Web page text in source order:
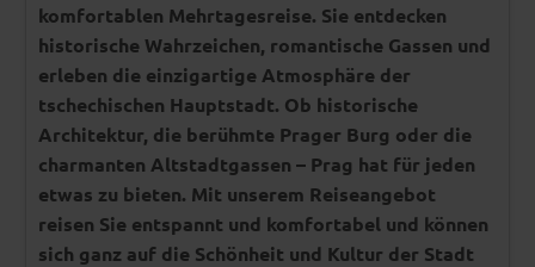
komfortablen Mehrtagesreise. Sie entdecken
historische Wahrzeichen, romantische Gassen und
erleben die einzigartige Atmosphäre der
tschechischen Hauptstadt. Ob historische
Architektur, die berühmte Prager Burg oder die
charmanten Altstadtgassen – Prag hat für jeden
etwas zu bieten. Mit unserem Reiseangebot
reisen Sie entspannt und komfortabel und können
sich ganz auf die Schönheit und Kultur der Stadt